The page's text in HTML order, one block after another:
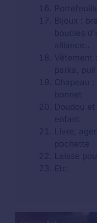
Bijoux :
boucles
alliance..
Vêtement
parka,
Chapeau
bonnet
Doudou
enfant
Livre,
pochette
Laisse
Etc.